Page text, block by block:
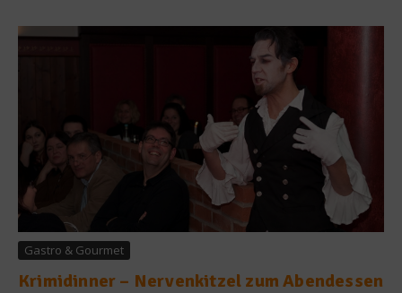
Gastro & Gourmet
Krimidinner – Nervenkitzel zum Abendessen